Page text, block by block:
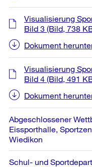
Visualisierung
Bild 3 (Bild, 738
Dokument
Visualisierung
Bild 4 (Bild, 491
Dokument
Abgeschlossener
Eissporthalle,
Wiedikon
Schul- und